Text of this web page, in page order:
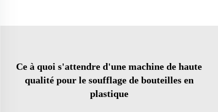
Ce à quoi s'attendre d'une machine de haute
qualité pour le soufflage de bouteilles en
plastique